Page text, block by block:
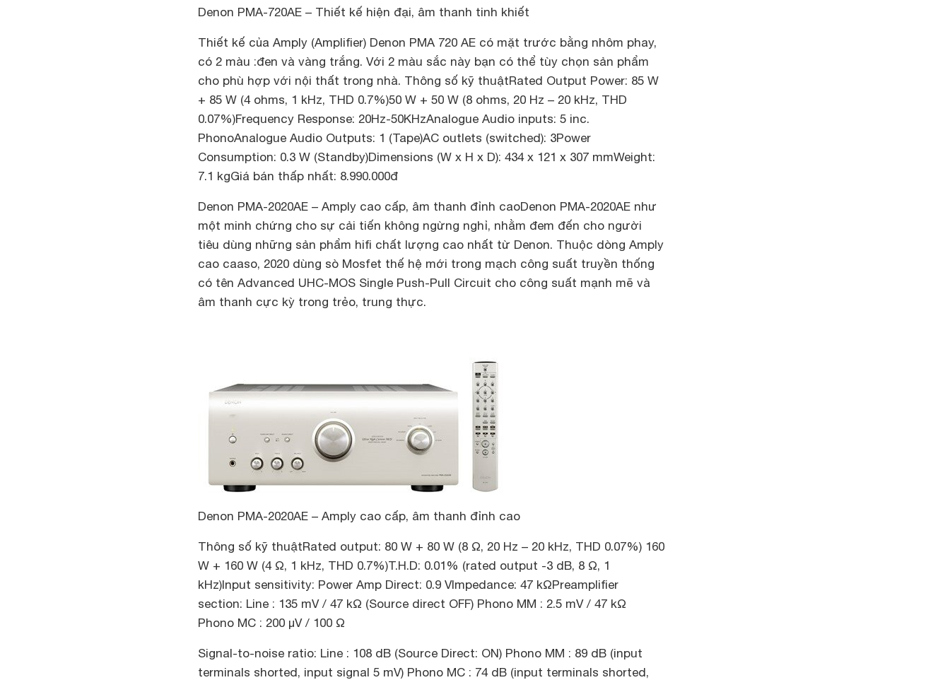
Denon PMA-720AE – Thiết kế hiện đại, âm thanh tinh khiết
Thiết kế của Amply (Amplifier) Denon PMA 720 AE có mặt trước bằng nhôm phay,
có 2 màu :đen và vàng trắng. Với 2 màu sắc này bạn có thể tùy chọn sản phẩm
cho phù hợp với nội thất trong nhà. Thông số kỹ thuậtRated Output Power: 85 W
+ 85 W (4 ohms, 1 kHz, THD 0.7%)50 W + 50 W (8 ohms, 20 Hz – 20 kHz, THD
0.07%)Frequency Response: 20Hz-50KHzAnalogue Audio inputs: 5 inc.
PhonoAnalogue Audio Outputs: 1 (Tape)AC outlets (switched): 3Power
Consumption: 0.3 W (Standby)Dimensions (W x H x D): 434 x 121 x 307 mmWeight:
7.1 kgGiá bán thấp nhất: 8.990.000đ
Denon PMA-2020AE – Amply cao cấp, âm thanh đỉnh caoDenon PMA-2020AE như
một minh chứng cho sự cải tiến không ngừng nghỉ, nhằm đem đến cho người
tiêu dùng những sản phẩm hifi chất lượng cao nhất từ Denon. Thuộc dòng Amply
cao caaso, 2020 dùng sò Mosfet thế hệ mới trong mạch công suất truyền thống
có tên Advanced UHC-MOS Single Push-Pull Circuit cho công suất mạnh mẽ và
âm thanh cực kỳ trong trẻo, trung thực.
Denon PMA-2020AE – Amply cao cấp, âm thanh đỉnh cao
Thông số kỹ thuậtRated output: 80 W + 80 W (8 Ω, 20 Hz – 20 kHz, THD 0.07%) 160
W + 160 W (4 Ω, 1 kHz, THD 0.7%)T.H.D: 0.01% (rated output -3 dB, 8 Ω, 1
kHz)Input sensitivity: Power Amp Direct: 0.9 VImpedance: 47 kΩPreamplifier
section: Line : 135 mV / 47 kΩ (Source direct OFF) Phono MM : 2.5 mV / 47 kΩ
Phono MC : 200 μV / 100 Ω
Signal-to-noise ratio: Line : 108 dB (Source Direct: ON) Phono MM : 89 dB (input
terminals shorted, input signal 5 mV) Phono MC : 74 dB (input terminals shorted,